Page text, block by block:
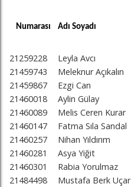
Numarası Adı Soyadı
21259228
Leyla Avcı
21459743
Meleknur Açıkalın
21459867
Ezgi Can
21460018
Aylin Gülay
21460089
Melis Ceren Kurar
21460147
Fatma Sıla Sandal
21460257
Nihan Yıldırım
21460281
Asya Yiğit
21460301
Rabia Yorulmaz
21484498
Mustafa Berk Uçar